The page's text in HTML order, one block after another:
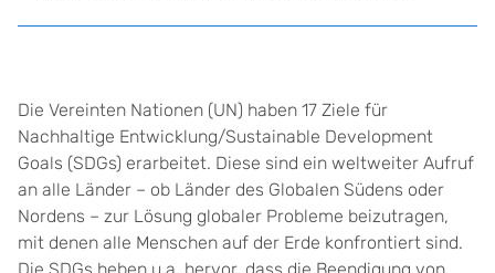
Die Vereinten Nationen (UN) haben 17 Ziele für
Nachhaltige Entwicklung/Sustainable Development
Goals (SDGs) erarbeitet. Diese sind ein weltweiter Aufruf
an alle Länder – ob Länder des Globalen Südens oder
Nordens – zur Lösung globaler Probleme beizutragen,
mit denen alle Menschen auf der Erde konfrontiert sind.